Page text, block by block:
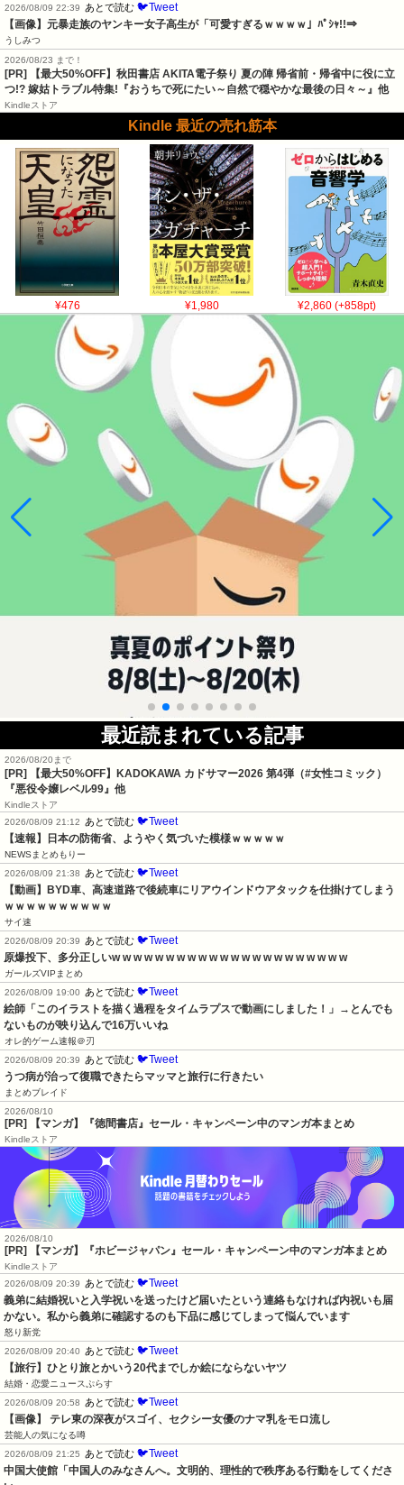
2026/08/09 22:39
あとで読む 🐦Tweet
【画像】元暴走族のヤンキー女子高生が「可愛すぎるｗｗｗｗ」ﾊﾟｼｬ!!⇒
うしみつ
2026/08/23 まで！
[PR] 【最大50%OFF】秋田書店 AKITA電子祭り 夏の陣 帰省前・帰省中に役に立
つ!? 嫁姑トラブル特集!『おうちで死にたい～自然で穏やかな最後の日々～』他
Kindleストア
Kindle 最近の売れ筋本
¥476 ¥1,980 ¥2,860 (+858pt)
最近読まれている記事
2026/08/20まで
[PR]
【最大50%OFF】KADOKAWA カドサマー2026 第4弾（#女性コミック）
『悪役令嬢レベル99』他
Kindleストア
2026/08/09 21:12 あとで読む 🐦Tweet
【速報】日本の防衛省、ようやく気づいた模様ｗｗｗｗｗ
NEWSまとめもりー
2026/08/09 21:38 あとで読む 🐦Tweet
【動画】BYD車、高速道路で後続車にリアウインドウアタックを仕掛けてしまう
ｗｗｗｗｗｗｗｗｗｗ
サイ速
2026/08/09 20:39 あとで読む 🐦Tweet
原爆投下、多分正しいw w w w w w w w w w w w w w w w w w w w w w
ガールズVIPまとめ
2026/08/09 19:00 あとで読む 🐦Tweet
絵師「このイラストを描く過程をタイムラプスで動画にしました！」→とんでも
ないものが映り込んで16万いいね
オレ的ゲーム速報＠刃
2026/08/09 20:39 あとで読む 🐦Tweet
うつ病が治って復職できたらマッマと旅行に行きたい
まとめブレイド
2026/08/10
[PR] 【マンガ】『徳間書店』セール・キャンペーン中のマンガ本まとめ
Kindleストア
2026/08/10
[PR] 【マンガ】『ホビージャパン』セール・キャンペーン中のマンガ本まとめ
Kindleストア
2026/08/09 20:39
あとで読む 🐦Tweet
義弟に結婚祝いと入学祝いを送ったけど届いたという連絡もなければ内祝いも届
かない。私から義弟に確認するのも下品に感じてしまって悩んでいます
怒り新党
2026/08/09 20:40
あとで読む 🐦Tweet
【旅行】ひとり旅とかいう20代までしか絵にならないヤツ
結婚・恋愛ニュースぷらす
2026/08/09 20:58
あとで読む 🐦Tweet
【画像】 テレ東の深夜がスゴイ、セクシー女優のナマ乳をモロ流し
芸能人の気になる噂
2026/08/09 21:25
あとで読む 🐦Tweet
中国大使館「中国人のみなさんへ。文明的、理性的で秩序ある行動をしてくださ